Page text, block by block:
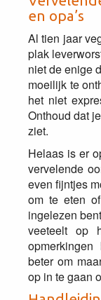
en opa’s
Al tien jaar
plak
niet de enige
moeilijk te
het niet
Onthoud dat
ziet.
Helaas is er
vervelende
even fijntjes
om te eten
ingelezen
veeteelt op
beter om
op in te gaan